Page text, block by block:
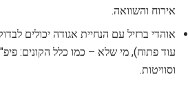
אירוח והשוואה.
אוהדי ברזיל עם הנחיית אגודה יכולים
עוד פתוח), מי שלא – כמו כלל הקונים:
וסוויטות.